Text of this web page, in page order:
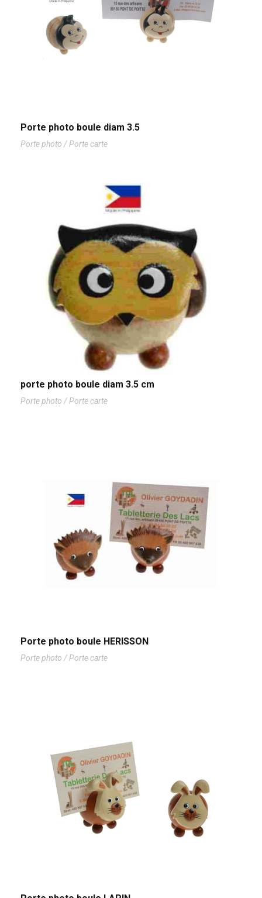
Porte photo boule diam 3.5
Porte photo / Porte carte
porte photo boule diam 3.5 cm
Porte photo / Porte carte
Porte photo boule HERISSON
Porte photo / Porte carte